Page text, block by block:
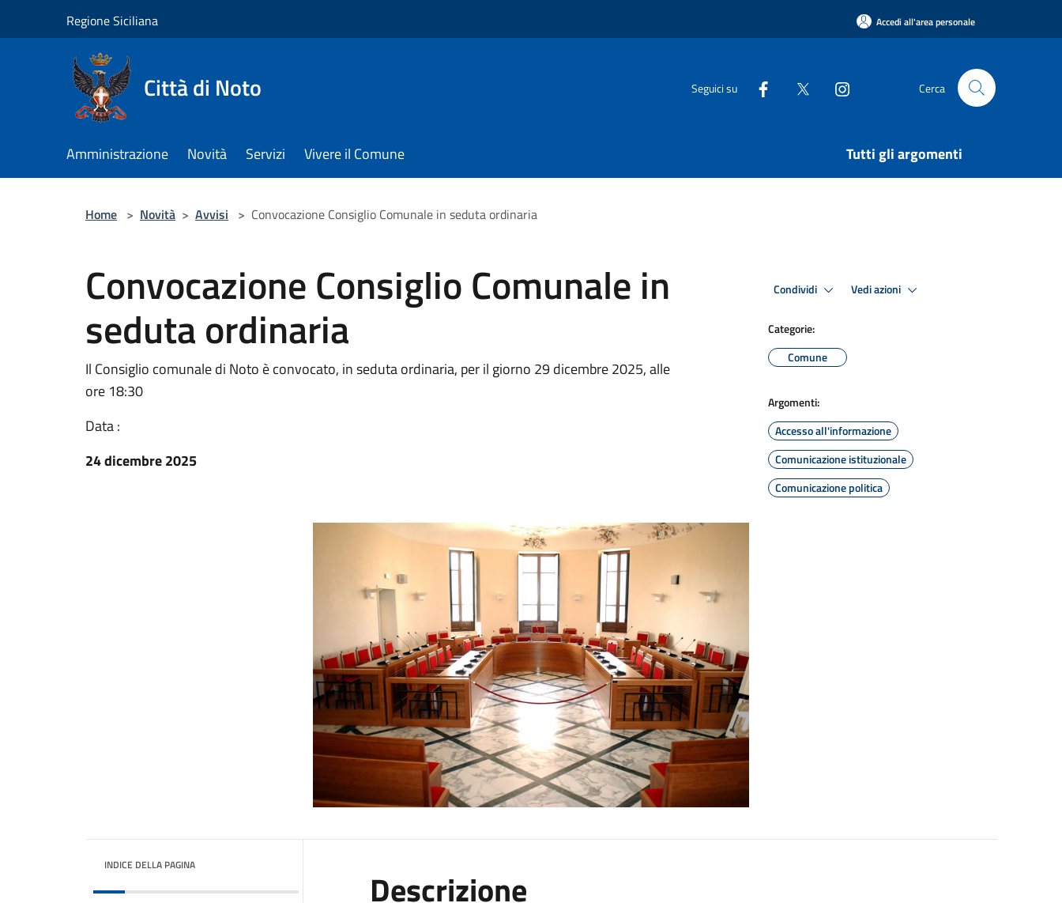
Regione Siciliana Accedi all'area personale
Città di Noto Seguici su Cerca
Amministrazione Novità Servizi Vivere il Comune Tutti gli argomenti
Home > Novità > Avvisi > Convocazione Consiglio Comunale in seduta ordinaria
Convocazione Consiglio Comunale in
seduta ordinaria
Il Consiglio comunale di Noto è convocato, in seduta ordinaria, per il giorno 29 dicembre 2025, alle
ore 18:30
Data :
24 dicembre 2025
Condividi Vedi azioni
Categorie:
Comune
Argomenti:
Accesso all'informazione
Comunicazione istituzionale
Comunicazione politica
INDICE DELLA PAGINA
Descrizione